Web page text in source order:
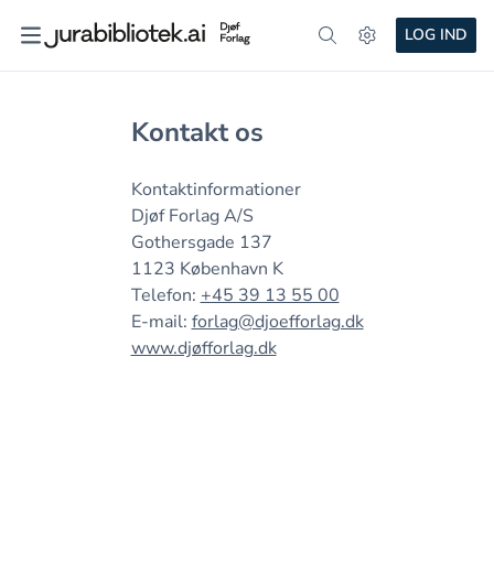
LOG IND
Kontakt os
Kontaktinformationer
Djøf Forlag A/S
Gothersgade 137
1123 København K
Telefon: +45 39 13 55 00
E-mail: forlag@djoefforlag.dk
www.djøfforlag.dk